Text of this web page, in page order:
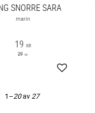
SNORRE SARA
marin
19 KR
29 KR
Lägg till i
1–20av 27